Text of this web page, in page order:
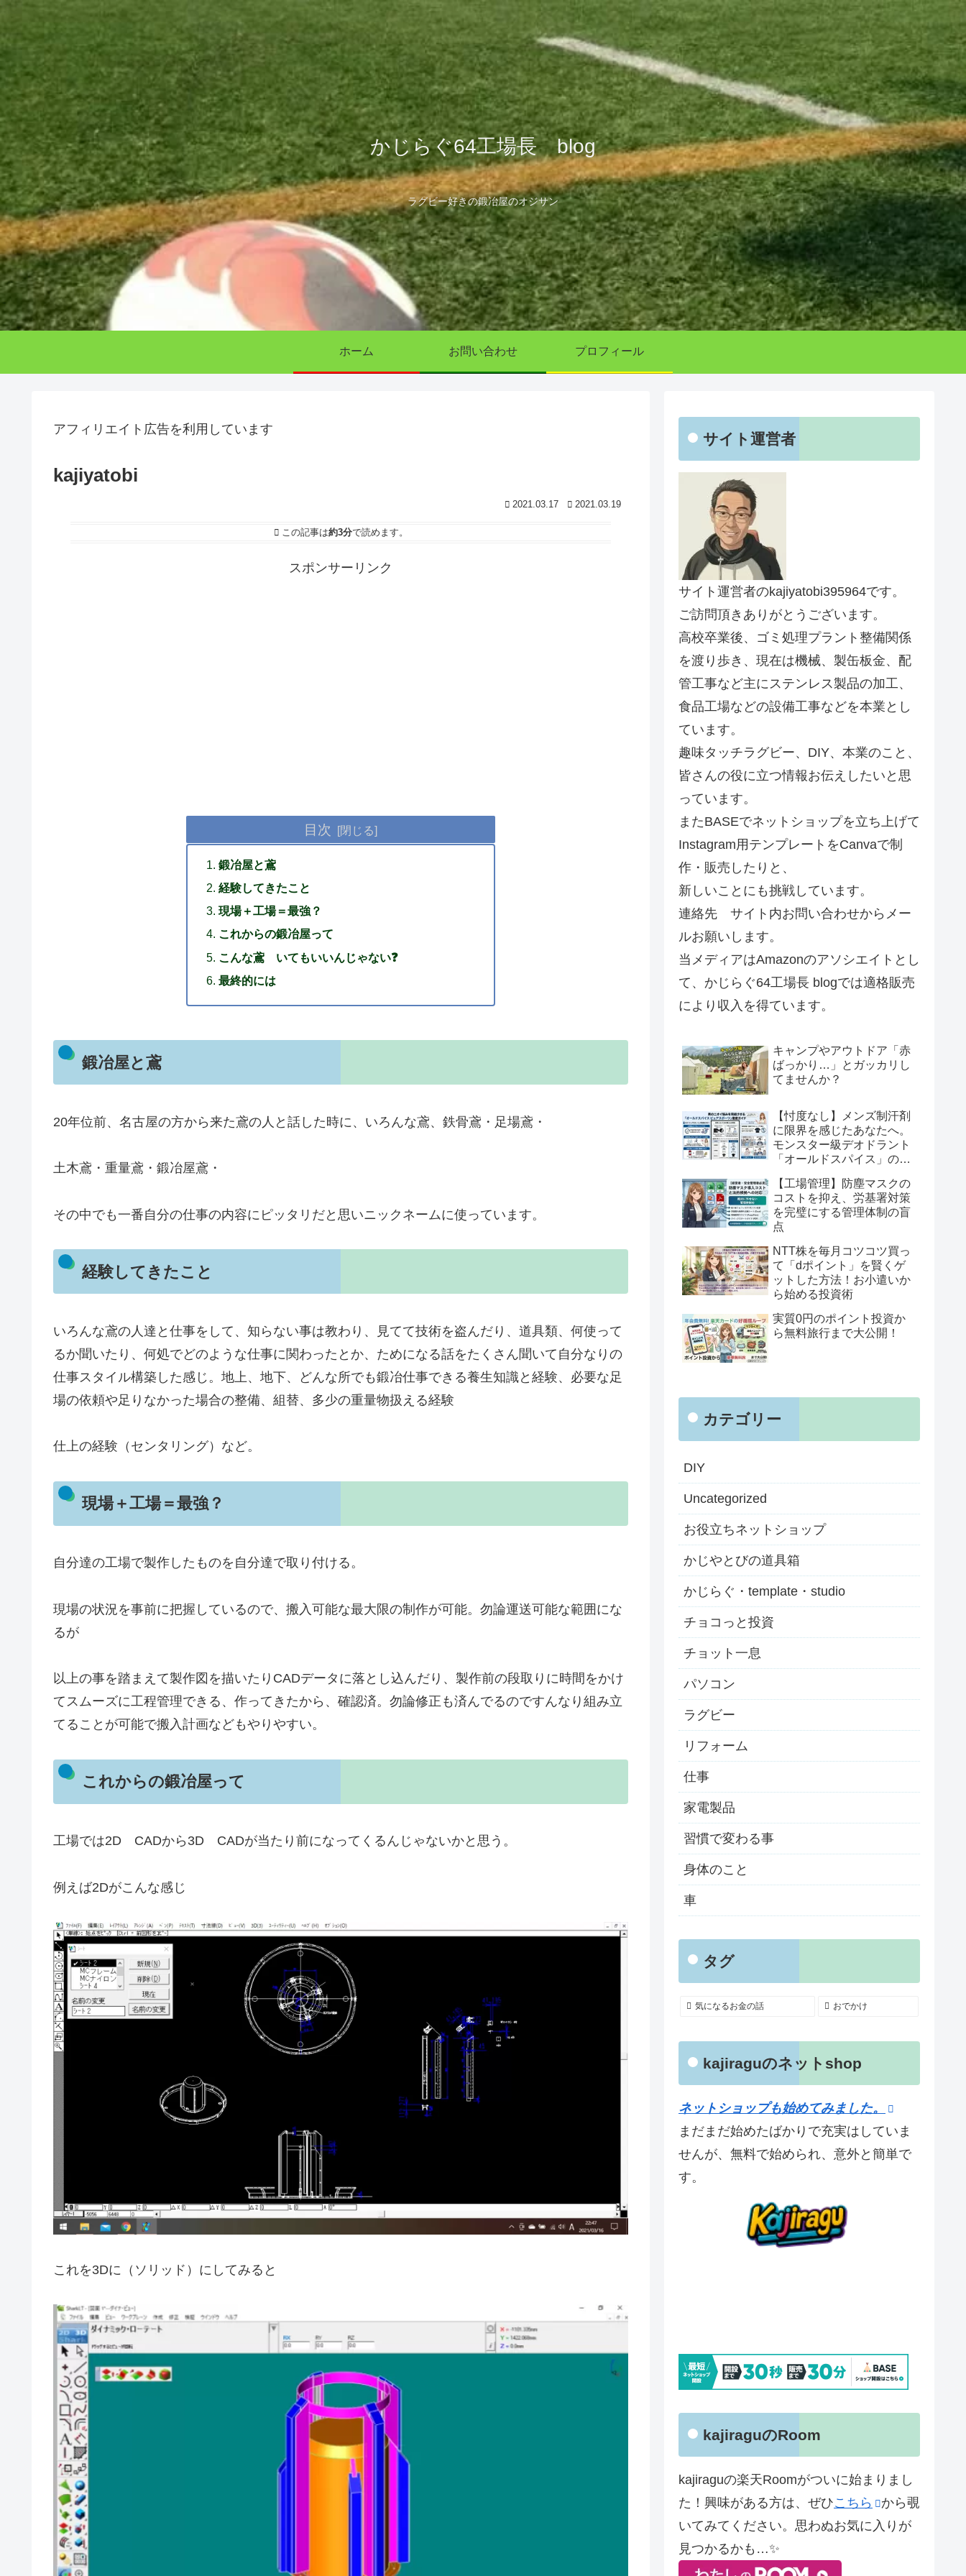
かじらぐ64工場長 blog
ラグビー好きの鍛冶屋のオジサン
ホーム お問い合わせ プロフィール
アフィリエイト広告を利用しています
kajiyatobi
2021.03.17 2021.03.19
この記事は約3分で読めます。
スポンサーリンク
目次
鍛冶屋と鳶
経験してきたこと
現場＋工場＝最強？
これからの鍛冶屋って
こんな鳶 いてもいいんじゃない❓
最終的には
鍛冶屋と鳶
20年位前、名古屋の方から来た鳶の人と話した時に、いろんな鳶、鉄骨鳶・足場鳶・
土木鳶・重量鳶・鍛冶屋鳶・
その中でも一番自分の仕事の内容にピッタリだと思いニックネームに使っています。
経験してきたこと
いろんな鳶の人達と仕事をして、知らない事は教わり、見てて技術を盗んだり、道具類、何使って
るか聞いたり、何処でどのような仕事に関わったとか、ためになる話をたくさん聞いて自分なりの
仕事スタイル構築した感じ。地上、地下、どんな所でも鍛冶仕事できる養生知識と経験、必要な足
場の依頼や足りなかった場合の整備、組替、多少の重量物扱える経験
仕上の経験（センタリング）など。
現場＋工場＝最強？
自分達の工場で製作したものを自分達で取り付ける。
現場の状況を事前に把握しているので、搬入可能な最大限の制作が可能。勿論運送可能な範囲にな
るが
以上の事を踏まえて製作図を描いたりCADデータに落とし込んだり、製作前の段取りに時間をかけ
てスムーズに工程管理できる、作ってきたから、確認済。勿論修正も済んでるのですんなり組み立
てることが可能で搬入計画などもやりやすい。
これからの鍛冶屋って
工場では2D CADから3D CADが当たり前になってくるんじゃないかと思う。
例えば2Dがこんな感じ
これを3Dに（ソリッド）にしてみると
サイト運営者
サイト運営者のkajiyatobi395964です。
ご訪問頂きありがとうございます。
高校卒業後、ゴミ処理プラント整備関係
を渡り歩き、現在は機械、製缶板金、配
管工事など主にステンレス製品の加工、
食品工場などの設備工事などを本業とし
ています。
趣味タッチラグビー、DIY、本業のこと、
皆さんの役に立つ情報お伝えしたいと思
っています。
またBASEでネットショップを立ち上げて
Instagram用テンプレートをCanvaで制
作・販売したりと、
新しいことにも挑戦しています。
連絡先 サイト内お問い合わせからメー
ルお願いします。
当メディアはAmazonのアソシエイトとし
て、かじらぐ64工場長 blogでは適格販売
により収入を得ています。
キャンプやアウトドア「赤
ばっかり…」とガッカリし
てませんか？
【忖度なし】メンズ制汗剤
に限界を感じたあなたへ。
モンスター級デオドラント
「オールドスパイス」の実
【工場管理】防塵マスクの
コストを抑え、労基署対策
を完璧にする管理体制の盲
点
NTT株を毎月コツコツ買っ
て「dポイント」を賢くゲ
ットした方法！お小遣いか
ら始める投資術
実質0円のポイント投資か
ら無料旅行まで大公開！
カテゴリー
DIY
Uncategorized
お役立ちネットショップ
かじやとびの道具箱
かじらぐ・template・studio
チョコっと投資
チョット一息
パソコン
ラグビー
リフォーム
仕事
家電製品
習慣で変わる事
身体のこと
車
タグ
気になるお金の話 おでかけ
kajiraguのネットshop
ネットショップも始めてみました。
まだまだ始めたばかりで充実はしていま
せんが、無料で始められ、意外と簡単で
す。
kajiraguのRoom
kajiraguの楽天Roomがついに始まりまし
た！興味がある方は、ぜひこちら
から覗
いてみてください。思わぬお気に入りが
見つかるかも…✨